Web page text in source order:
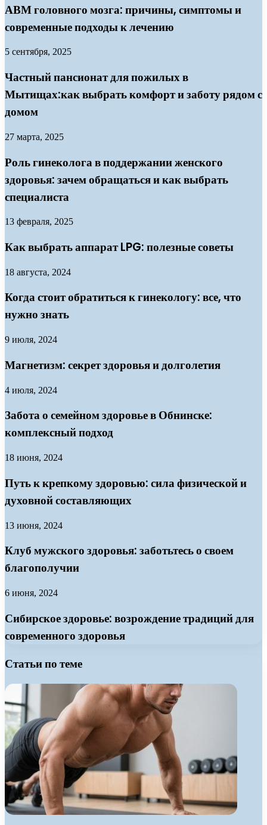
АВМ головного мозга: причины, симптомы и
современные подходы к лечению
5 сентября, 2025
Частный пансионат для пожилых в
Мытищах:как выбрать комфорт и заботу рядом с
домом
27 марта, 2025
Роль гинеколога в поддержании женского
здоровья: зачем обращаться и как выбрать
специалиста
13 февраля, 2025
Как выбрать аппарат LPG: полезные советы
18 августа, 2024
Когда стоит обратиться к гинекологу: все, что
нужно знать
9 июля, 2024
Магнетизм: секрет здоровья и долголетия
4 июля, 2024
Забота о семейном здоровье в Обнинске:
комплексный подход
18 июня, 2024
Путь к крепкому здоровью: сила физической и
духовной составляющих
13 июня, 2024
Клуб мужского здоровья: заботьтесь о своем
благополучии
6 июня, 2024
Сибирское здоровье: возрождение традиций для
современного здоровья
Статьи по теме